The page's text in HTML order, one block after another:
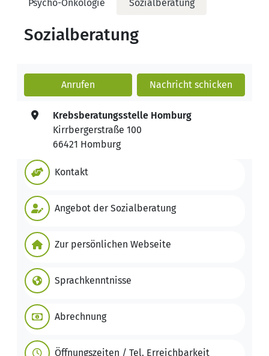
Psycho-Onkologie Sozialberatung
Sozialberatung
Anrufen Nachricht schicken
Krebsberatungsstelle Homburg
Kirrbergerstraße 100
66421 Homburg
Kontakt
Angebot der Sozialberatung
Zur persönlichen Webseite
Sprachkenntnisse
Abrechnung
Öffnungszeiten / Tel. Erreichbarkeit